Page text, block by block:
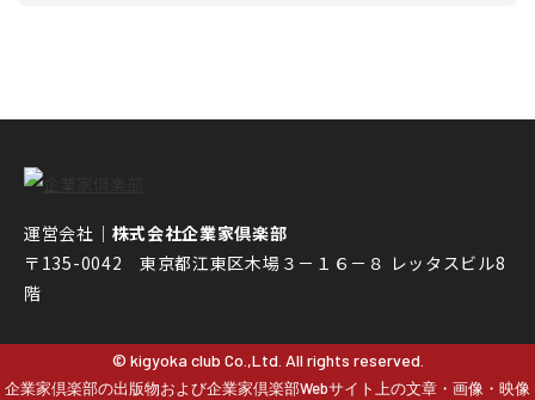
運営会社｜ 株式会社企業家倶楽部
〒135-0042 東京都江東区木場３－１６－８ レッタスビル8
階
© kigyoka club Co.,Ltd. All rights reserved.
企業家倶楽部の出版物および企業家倶楽部Webサイト上の文章・画像・映像